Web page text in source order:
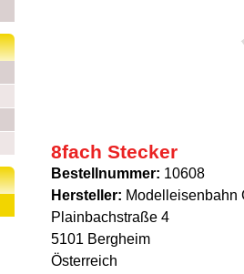
8fach Stecker
Bestellnummer: 10608
Hersteller: Modelleisenbahn
Plainbachstraße 4
5101 Bergheim
Österreich